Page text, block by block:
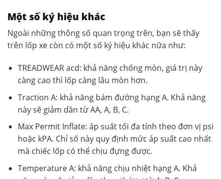
Một số ký hiệu khác
Ngoài những thông số quan trọng trên, bạn sẽ thấy
trên lốp xe còn có một số ký hiệu khác nữa như:
TREADWEAR acd: khả năng chống mòn, giá trị này
càng cao thì lốp càng lâu mòn hơn.
Traction A: khả năng bám đường hạng A. Khả năng
này sẽ giảm dần từ AA, A, B, C.
Max Permit Inflate: áp suất tối đa tính theo đơn vị psi
hoặc kPA. Chỉ số này quy định mức áp suất cao nhất
mà chiếc lốp có thể chịu đựng được.
Temperature A: khả năng chịu nhiệt hạng A. Khả